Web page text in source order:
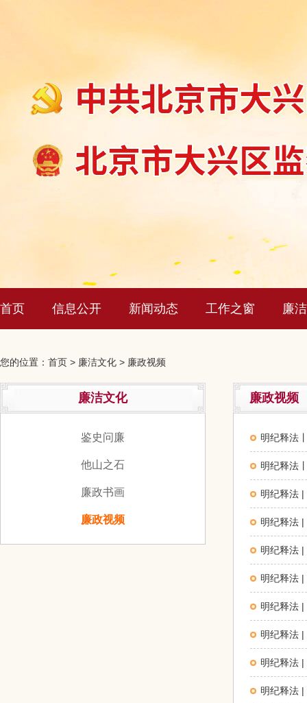
首页 信息公开 新闻动态 工作之窗 廉
您的位置： 首页 > 廉洁文化 > 廉政视频
廉洁文化
鉴史问廉
他山之石
廉政书画
廉政视频
廉政视频
明纪释法
明纪释法
明纪释法
明纪释法 |
明纪释法
明纪释法 |
明纪释法 |
明纪释法 |
明纪释法
明纪释法